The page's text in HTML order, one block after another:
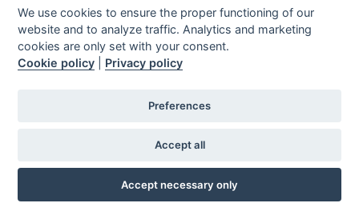
Vondetech 2023 | All Rights Reserved |
конфиденциальности для приложения Vonde Pro
Политика использования файлов cookie для
использования файлов cookie для сайта Vonde Pro
Политика возврата и отмены для приложения
Соглашение о обработке данных (DPA)
We use cookies to ensure the proper functioning of our
website and to analyze traffic. Analytics and marketing
cookies are only set with your consent.
Cookie policy
Privacy policy
Preferences
Accept all
Accept necessary only